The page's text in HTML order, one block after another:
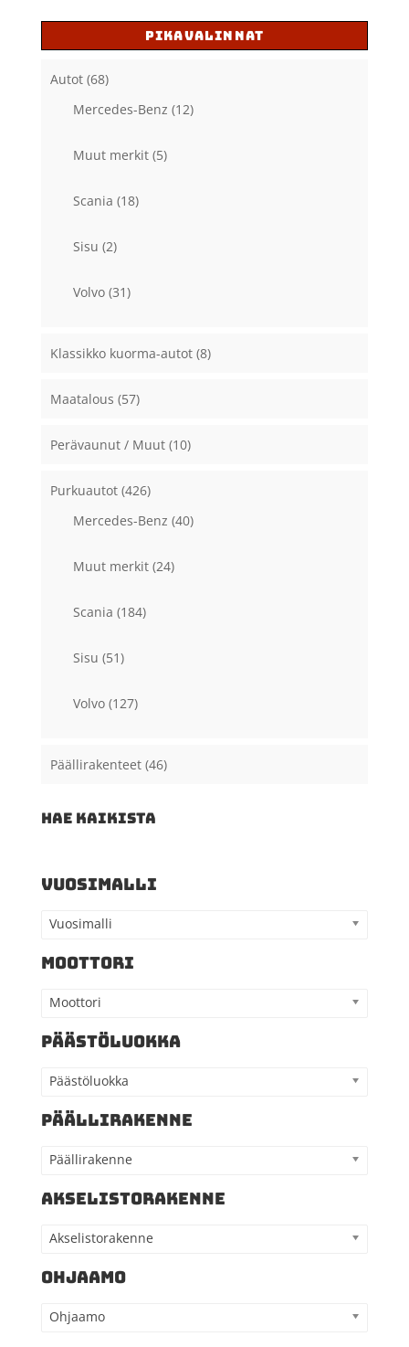
PIKAVALINNAT
Autot (68)
Mercedes-Benz (12)
Muut merkit (5)
Scania (18)
Sisu (2)
Volvo (31)
Klassikko kuorma-autot (8)
Maatalous (57)
Perävaunut / Muut (10)
Purkuautot (426)
Mercedes-Benz (40)
Muut merkit (24)
Scania (184)
Sisu (51)
Volvo (127)
Päällirakenteet (46)
HAE KAIKISTA
VUOSIMALLI
Vuosimalli
MOOTTORI
Moottori
PÄÄSTÖLUOKKA
Päästöluokka
PÄÄLLIRAKENNE
Päällirakenne
AKSELISTORAKENNE
Akselistorakenne
OHJAAMO
Ohjaamo